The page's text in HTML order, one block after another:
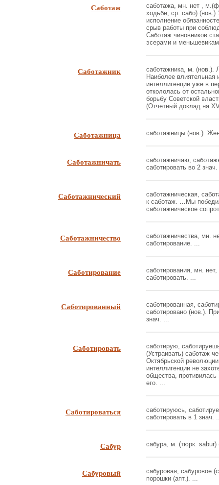
Саботаж
саботажа, мн. нет ,
ходьбе; ср. сабо)
исполнение
срыв работы при
Саботаж чиновников
эсерами и
Саботажник
саботажника, м. (нов.).
Наиболее влиятельная
интеллигенции уже в
откололась от
борьбу Советской
(Отчетный доклад на
Саботажница саботажницы (нов.).
Саботажничать
саботажничаю,
саботировать во 2
Саботажнический
саботажническая,
к саботаж. …Мы
саботажническое
Саботажничество
саботажничества, мн.
саботирование. ...
Саботирование
саботирования, мн.
саботировать. ...
Саботированный
саботированная,
саботировано (нов.).
знач. ...
Саботировать
саботирую,
(Устраивать) саботаж
Октябрьской
интеллигенции не
общества, противилась
его. ...
Саботироваться
саботируюсь,
саботировать в 1 знач.
Сабур сабура, м. (тюрк.
Сабуровый
сабуровая, сабуровое
порошки (апт.). ...